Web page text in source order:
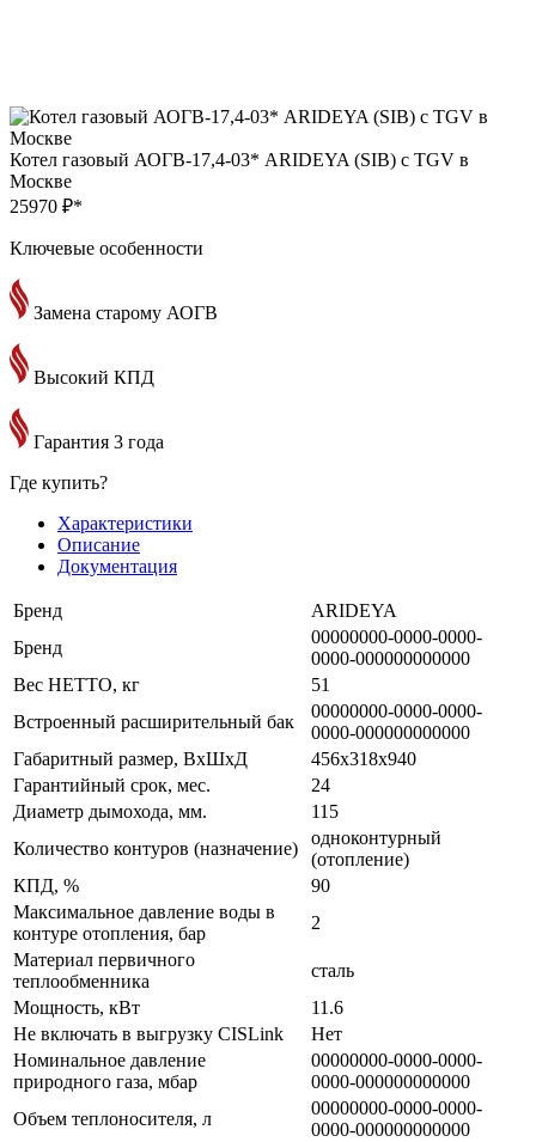
Котел газовый АОГВ-17,4-03* ARIDEYA (SIB) с TGV в
Москве
25970 ₽*
Ключевые особенности
Замена старому АОГВ
Высокий КПД
Гарантия 3 года
Где купить?
Характеристики
Описание
Документация
Бренд
ARIDEYA
Бренд
00000000-0000-0000-
0000-000000000000
Вес НЕТТО, кг
51
Встроенный расширительный бак
00000000-0000-0000-
0000-000000000000
Габаритный размер, ВxШxД
456х318х940
Гарантийный срок, мес.
24
Диаметр дымохода, мм.
115
Количество контуров (назначение)
одноконтурный
(отопление)
КПД, %
90
Максимальное давление воды в
контуре отопления, бар
2
Материал первичного
теплообменника
сталь
Мощность, кВт
11.6
Не включать в выгрузку CISLink
Нет
Номинальное давление
природного газа, мбар
00000000-0000-0000-
0000-000000000000
Объем теплоносителя, л
00000000-0000-0000-
0000-000000000000